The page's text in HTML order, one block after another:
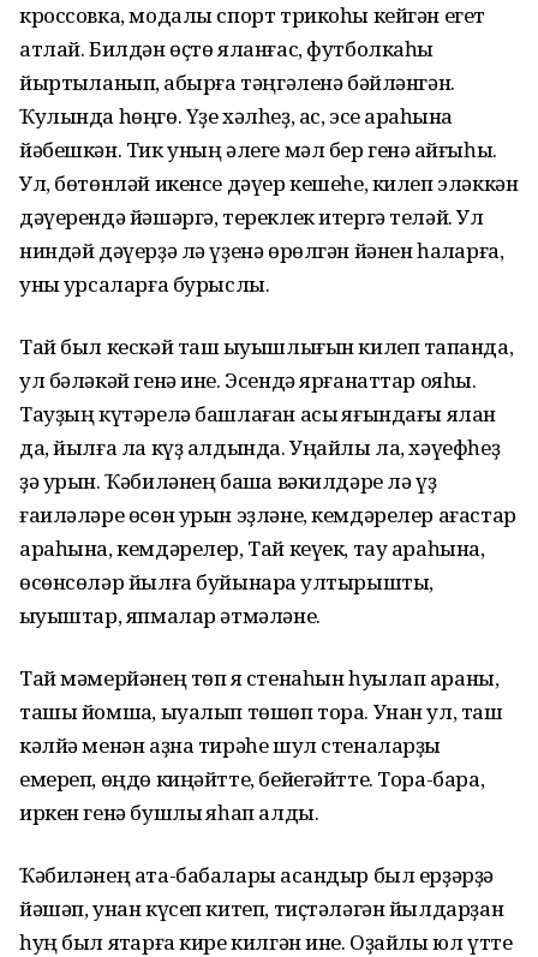
кроссовка, модалы спорт трикоһы кейгән егет
атлай. Билдән өҫтө яланғас, футболкаһы
йыртҡыланып, ҡабырға тәңгәленә бәйләнгән.
Ҡулында һөңгө. Үҙе хәлһеҙ, ас, эсе арҡаһына
йәбешкән. Тик уның әлеге мәл бер генә ҡайғыһы.
Ул, бөтөнләй икенсе дәүер кешеһе, килеп эләккән
дәүерендә йәшәргә, тереклек итергә теләй. Ул
ниндәй дәүерҙә лә үҙенә өрөлгән йәнен һаҡларға,
уны ҡурсаларға бурыслы.
Тай был кескәй таш ҡыуышлығын килеп тапҡанда,
ул бәләкәй генә ине. Эсендә ярғанаттар ояһы.
Тауҙың күтәрелә башлаған асыҡ яғындағы ялан
да, йылға ла күҙ алдында. Уңайлы ла, хәүефһеҙ
ҙә урын. Ҡәбиләнең башҡа вәкилдәре лә үҙ
ғаиләләре өсөн урын эҙләне, кемдәрелер ағастар
араһына, кемдәрелер, Тай кеүек, тау араһына,
өсөнсөләр йылға буйынараҡ ултырышты,
ҡыуыштар, япмалар әтмәләне.
Тай мәмерйәнең төп яҡ стенаһын һуҡҡылап ҡараны,
ташы йомшаҡ, ыуалып төшөп тора. Унан ул, таш
кәлйә менән аҙна тирәһе шул стеналарҙы
емереп, өңдө киңәйтте, бейегәйтте. Тора-бара,
иркен генә бушлыҡ яһап алды.
Ҡәбиләнең ата-бабалары ҡасандыр был ерҙәрҙә
йәшәп, унан күсеп китеп, тиҫтәләгән йылдарҙан
һуң был яҡтарға кире килгән ине. Оҙайлы юл үтте